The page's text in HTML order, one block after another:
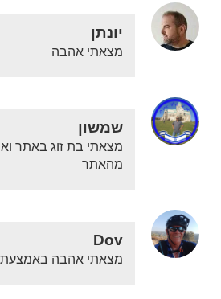
יונתן
מצאתי אהבה
שמשון
מצאתי בת זוג באתר
מהאתר
Dov
מצאתי אהבה